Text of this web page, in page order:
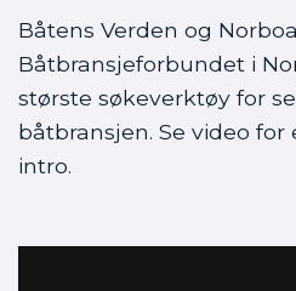
Båtens Verden og
Båtbransjeforbundet i
største søkeverktøy for
båtbransjen. Se video
intro.